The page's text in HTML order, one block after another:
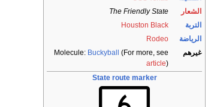
الشعار
The Friendly State
التربة
Houston Black
الرياضة
Rodeo
غيرهم
Molecule: Buckyball (For more, see
article)
State route marker